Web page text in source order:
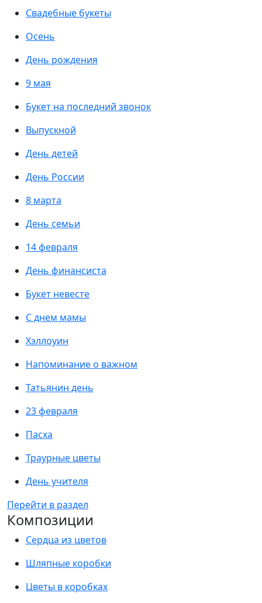
Свадебные букеты
Осень
День рождения
9 мая
Букет на последний звонок
Выпускной
День детей
День России
8 марта
День семьи
14 февраля
День финансиста
Букет невесте
С днем мамы
Хэллоуин
Напоминание о важном
Татьянин день
23 февраля
Пасха
Траурные цветы
День учителя
Перейти в раздел
Композиции
Сердца из цветов
Шляпные коробки
Цветы в коробках